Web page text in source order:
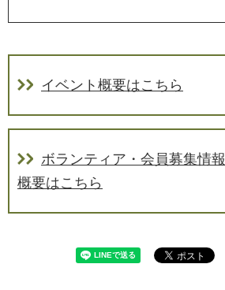
イベント概要はこちら
ボランティア・会員募集情報
概要はこちら